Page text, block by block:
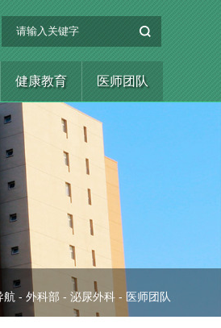
健康教育 医师团队
航 - 外科部 - 泌尿外科 - 医师团队